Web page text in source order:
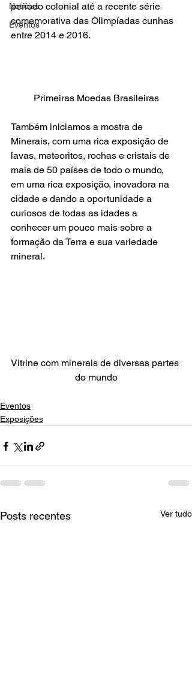
Notícias
Eventos
período colonial até a recente série
comemorativa das Olimpíadas cunhas
entre 2014 e 2016.
Primeiras Moedas Brasileiras
Também iniciamos a mostra de
Minerais, com uma rica exposição de
lavas, meteoritos, rochas e cristais de
mais de 50 países de todo o mundo,
em uma rica exposição, inovadora na
cidade e dando a oportunidade a
curiosos de todas as idades a
conhecer um pouco mais sobre a
formação da Terra e sua variedade
mineral.
Vitrine com minerais de diversas partes
do mundo
Eventos
Exposições
Posts recentes Ver tudo